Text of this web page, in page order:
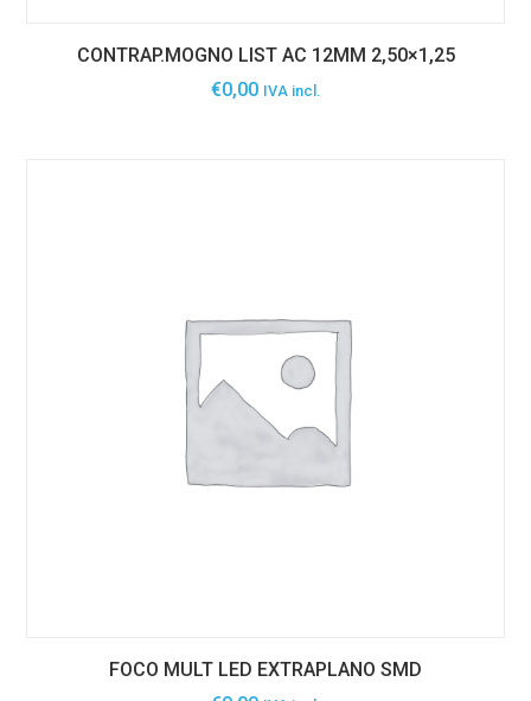
CONTRAP.MOGNO LIST AC 12MM 2,50×1,25
€0,00 IVA incl.
FOCO MULT LED EXTRAPLANO SMD